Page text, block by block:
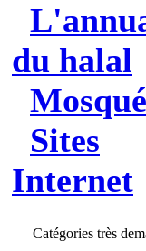
du halal
Sites
Internet
Catégories très